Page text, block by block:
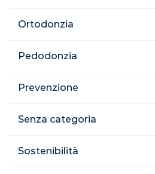
Ortodonzia
Pedodonzia
Prevenzione
Senza categoria
Sostenibilità